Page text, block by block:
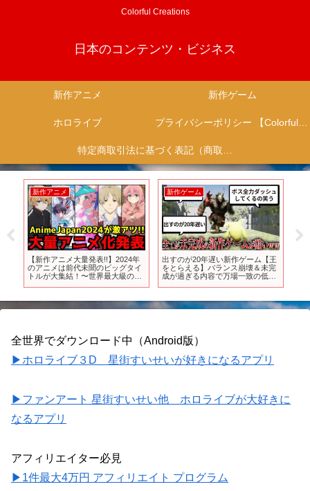
Colorful Creations
日本のコンテンツ・ビジネス
新作アニメ 新作ゲーム
ホロライブ プライバシーポリシー 【Colorful Creation】
特定商取引法に基づく表記（商取引に関する開示）
新作アニメ
【新作アニメ大量発表!!】2024年
のアニメは前代未聞のビッグタイ
トルが大集結！〜世界最大級のア
の子2期、物語シリーズ、ATRI】
新作ゲーム
出すのが20年遅い新作ゲーム【王
をとらえる】バランス崩壊＆未完
成が過ぎる内容で万場一致の低評
全世界でダウンロード中（Android版）
▶ホロライブ３D 星街すいせいが好きになるアプリ
▶ファンアート 星街すいせい他 ホロライブが大好きに
なるアプリ
アフィリエイター必見
▶1件最大4万円 アフィリエイト プログラム